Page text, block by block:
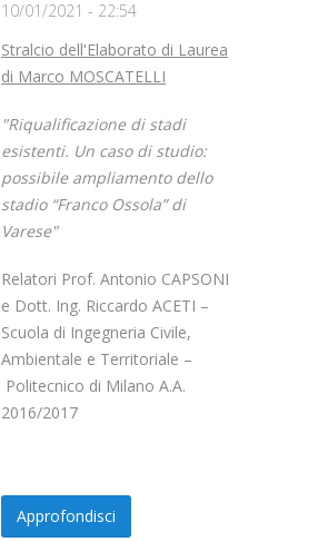
10/01/2021 - 22:54
Stralcio dell'Elaborato di Laurea
di Marco MOSCATELLI
"Riqualificazione di stadi
esistenti. Un caso di studio:
possibile ampliamento dello
stadio “Franco Ossola” di
Varese"
Relatori Prof. Antonio CAPSONI
e Dott. Ing. Riccardo ACETI –
Scuola di Ingegneria Civile,
Ambientale e Territoriale –
Politecnico di Milano A.A.
2016/2017
Approfondisci